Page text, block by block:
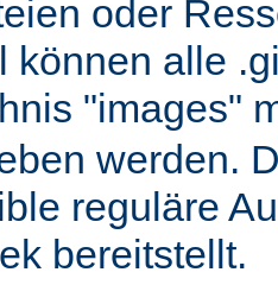
oder
können alle
"images"
werden.
reguläre
bereitstellt.